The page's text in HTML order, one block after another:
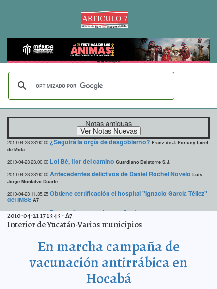
Notas antiguas
2010-04-23 23:00:00 ¿Seguirá la orgía de desgobierno? Franz de J. Fortuny Loret
de Mola
2010-04-23 23:00:00 Lol Bé, flor del camino Guardiano Delatorre S.J.
2010-04-23 23:00:00 Antecedentes delictivos de Daniel Rochel Novelo Luis
Jorge Montalvo Duarte
2010-04-23 11:35:25 Obtiene certificación el hospital "Ignacio García Téllez"
del IMSS A7
2010-04-23 11:33:25 Pronostican un caluroso fin de semanaA7
2010-04-23 10:52:31 Empleo y Jóvenes Lois Izquierdo
2010-04-22 16:24:22 Nueva denuncia del PAN ante el IPEPAC A7
2010-04-22 16:14:23 “Animaya” referencia obligada de ser, hoy y siempre,
pulmón verde para la Ciudad de Mérida A7
Más de un centenar de escritores reunidos en el
2010-04-21 17:13:43 -A7
Interior de Yucatán-Varios municipios
En marcha campaña de
vacunación antirrábica en
Hocabá